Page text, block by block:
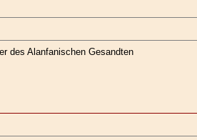
des Alanfanischen Gesandten